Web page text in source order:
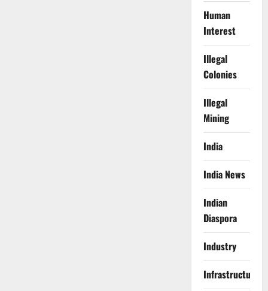
Human
Interest
Illegal
Colonies
Illegal
Mining
India
India News
Indian
Diaspora
Industry
Infrastructure